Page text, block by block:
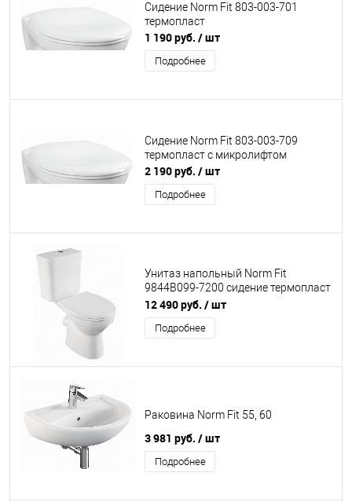
Сидение Norm Fit 803-003-701
термопласт
1 190 руб. / шт
Подробнее
Сидение Norm Fit 803-003-709
термопласт с микролифтом
2 190 руб. / шт
Подробнее
Унитаз напольный Norm Fit
9844B099-7200 сидение термопласт
с м/л
12 490 руб. / шт
Подробнее
Раковина Norm Fit 55, 60
3 981 руб. / шт
Подробнее